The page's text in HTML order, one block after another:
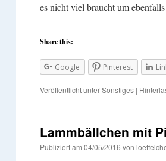
es nicht viel braucht um
Share this:
Google Pinterest
Veröffentlicht unterSonstiges |
Lammbällchen mit
Publiziert am 04/05/2016 von